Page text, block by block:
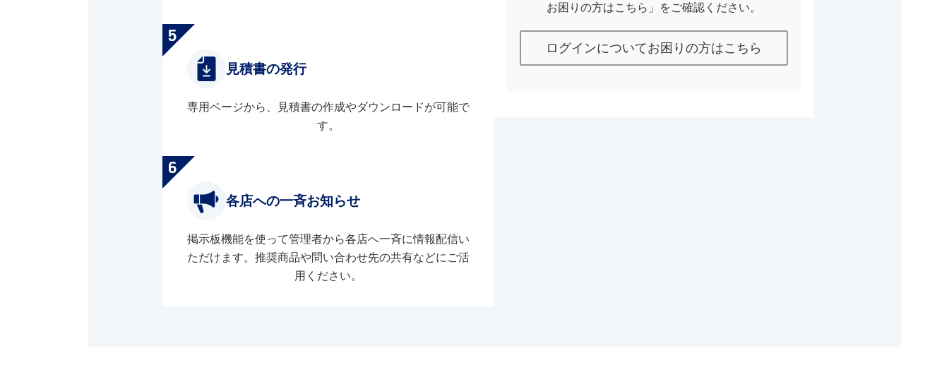
見積書の発行
専用ページから、見積書の作成やダウンロードが可能で
す。
各店への一斉お知らせ
掲示板機能を使って管理者から各店へ一斉に情報配信い
ただけます。推奨商品や問い合わせ先の共有などにご活
用ください。
お困りの方はこちら」をご確認ください。
ログインについてお困りの方はこちら